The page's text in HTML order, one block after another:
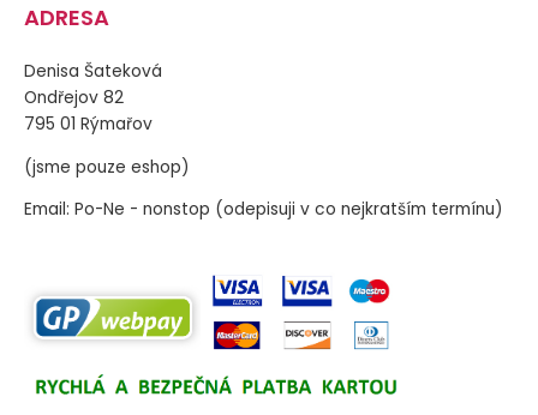
ADRESA
Denisa Šateková
Ondřejov 82
795 01 Rýmařov
(jsme pouze eshop)
Email: Po-Ne - nonstop (odepisuji v co nejkratším termínu)